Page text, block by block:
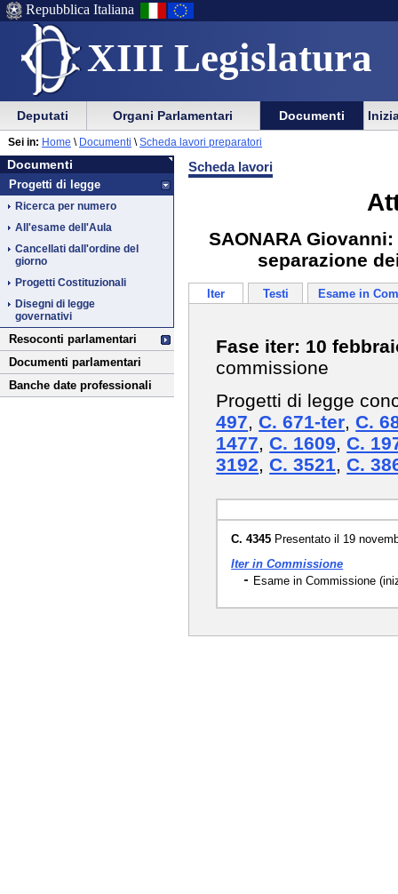
XIII Legislatura
Menu
di
ausilio
alla
navigazione
Vai
Menu
di
navigazione
principale
Repubblica Italiana
Menu
di
navigazione
principale
Vai
menu
di
sezione
Deputati Organi Parlamentari Documenti
Documenti
Vai
al
contenuto
Documenti
Progetti di legge
Ricerca per numero
All'esame dell'Aula
Cancellati dall'ordine del
giorno
Progetti Costituzionali
Disegni di legge
governativi
Resoconti parlamentari
Documenti parlamentari
Banche date professionali
Sei in: Home \ Documenti \ Scheda lavori preparatori
Scheda lavori
SAONARA
separazione
Iter Testi Esame in
Fase iter: 10
commissione
Progetti di legge
497
C. 671-ter C.
1477
C. 1609
C.
3192
C. 3521 C.
C. 4345 Presentato il 19
Iter in Commissione
Esame in Commissione